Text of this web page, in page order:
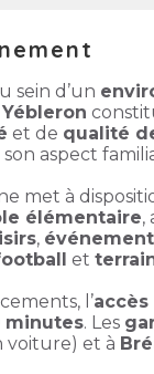
sein d’un
et de qualité
aspect
met à
élémentaire,
,
et
l’accès
minutes. Les
voiture) et à